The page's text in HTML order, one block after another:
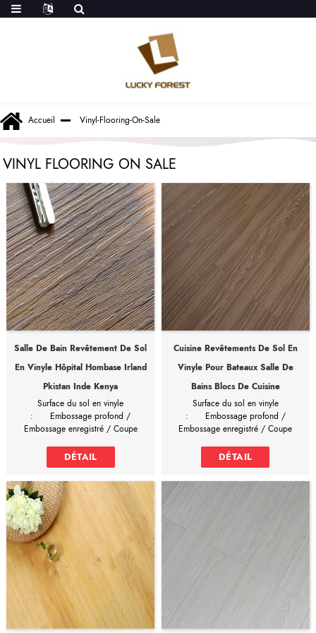
Accueil Vinyl-Flooring-On-Sale
VINYL FLOORING ON SALE
Salle De Bain Revêtement De Sol
En Vinyle Hôpital Hombase Irland
Pkistan Inde Kenya
Surface du sol en vinyle
:
Embossage profond /
Embossage enregistré / Coupe
Raclage à la main / Cristal
Dimensions disponibles pour les
revêtements de sol en vinyle
:
6'x36' /6'x48' /7.2'x36'
/7'x48' /9'x48' /9'x36' /12'x12'
/12'x18' /18'x18' /24'x24'
pvc flooring hospital hombase irland
pkistan india kenya
bathroom vinyl flooring peut
économiser 30% du coût total en
achetant directement à l'usine de
revêtements de sol stratifiés !
DÉTAIL
Cuisine Revêtements De Sol En
Vinyle Pour Bateaux Salle De
Bains Blocs De Cuisine
Surface du sol en vinyle
:
Embossage profond /
Embossage enregistré / Coupe
Raclage à la main / Cristal
Dimensions disponibles pour les
revêtements de sol en vinyle
/7'x48' /9'x48' /9'x36' /12'x12'
/12'x18' /18'x18' /24'x24'
plaques de sol en plastique pour
bateaux blocs de cuisine de salle de
revêtement de sol en vinyle pour
la cuisine
peut économiser 30%
du coût total en achetant
directement à l'usine de
revêtements de sol stratifiés !
DÉTAIL